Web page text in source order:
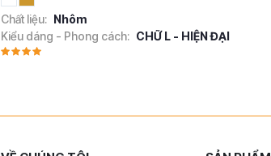
Chất liệu: Nhôm
Kiểu dáng - Phong cách: CHỮ L - HIỆN ĐẠI